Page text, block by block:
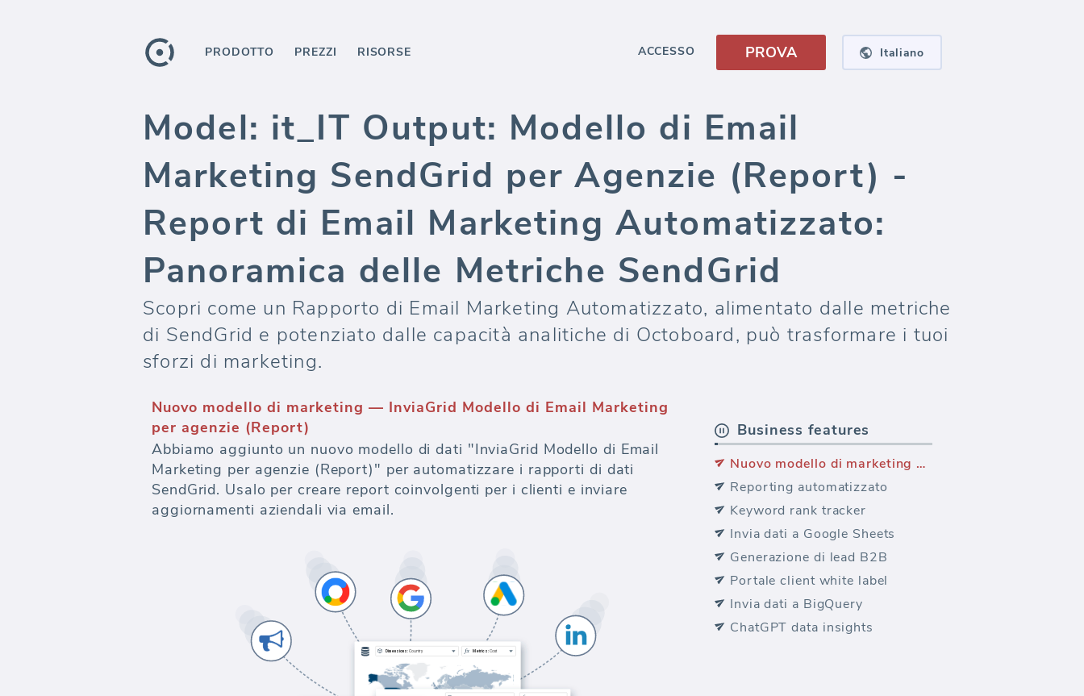
PRODOTTO PREZZI RISORSE ACCESSO PROVA Italiano
Model: it_IT Output: Modello di Email
Marketing SendGrid per Agenzie (Report) -
Report di Email Marketing Automatizzato:
Panoramica delle Metriche SendGrid
Scopri come un Rapporto di Email Marketing Automatizzato, alimentato dalle metriche
di SendGrid e potenziato dalle capacità analitiche di Octoboard, può trasformare i tuoi
sforzi di marketing.
Nuovo modello di marketing — InviaGrid Modello di Email Marketing
per agenzie (Report)
Abbiamo aggiunto un nuovo modello di dati "InviaGrid Modello di Email
Marketing per agenzie (Report)" per automatizzare i rapporti di dati
SendGrid. Usalo per creare report coinvolgenti per i clienti e inviare
aggiornamenti aziendali via email.
Business features
Nuovo modello di marketing — InviaGrid Modello di Email Marketing per agenzie (Report)
Reporting automatizzato
Keyword rank tracker
Invia dati a Google Sheets
Generazione di lead B2B
Portale client white label
Invia dati a BigQuery
ChatGPT data insights